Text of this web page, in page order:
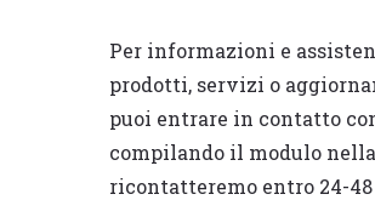
Per informazioni e
prodotti, servizi o
puoi entrare in contatto
compilando il modulo nella
ricontatteremo entro 24-48